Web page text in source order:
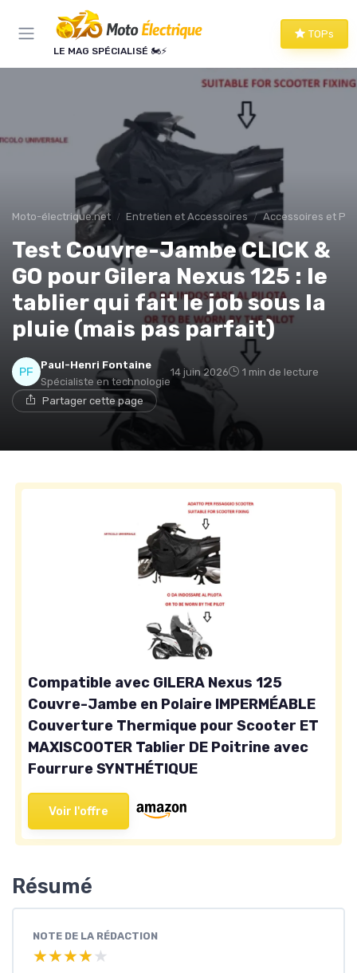
LE MAG SPÉCIALISÉ 🏍️⚡
TOPs
Moto-électrique.net Entretien et Accessoires Accessoires et
Test Couvre-Jambe CLICK &
GO pour Gilera Nexus 125 : le
tablier qui fait le job sous la
pluie (mais pas parfait)
Paul-Henri Fontaine
Spécialiste en technologie
14 juin 2026 1 min de lecture
Partager cette page
Compatible avec GILERA Nexus 125
Couvre-Jambe en Polaire IMPERMÉABLE
Couverture Thermique pour Scooter ET
MAXISCOOTER Tablier DE Poitrine avec
Fourrure SYNTHÉTIQUE
Voir l'offre
Résumé
NOTE DE LA RÉDACTION
★★★★★
★★★★★
Panneau de gestion des cookies